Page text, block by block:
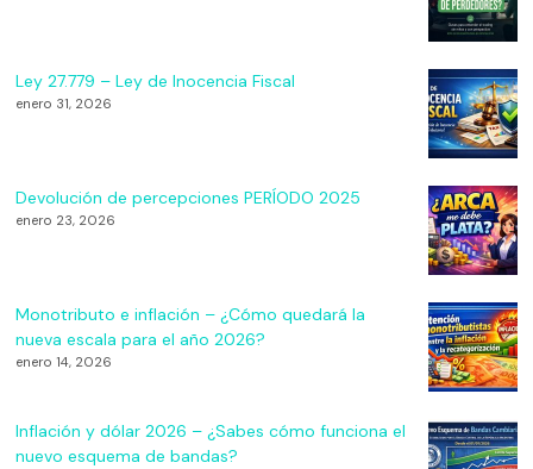
Ley 27.779 – Ley de Inocencia Fiscal
enero 31, 2026
Devolución de percepciones PERÍODO 2025
enero 23, 2026
Monotributo e inflación – ¿Cómo quedará la
nueva escala para el año 2026?
enero 14, 2026
Inflación y dólar 2026 – ¿Sabes cómo funciona el
nuevo esquema de bandas?